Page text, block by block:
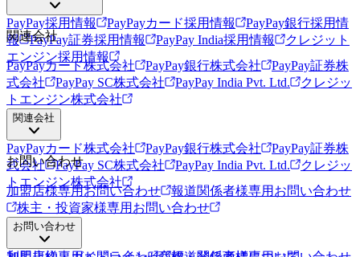
PayPay採用情報 PayPayカード採用情報
PayPay銀行採用情
報
PayPay証券採用情報 PayPay India採用情報
クレジット
エンジン採用情報
関連会社
PayPayカード株式会社 PayPay銀行株式会社
PayPay証券株
式会社
PayPay SC株式会社 PayPay India Pvt. Ltd.
クレジッ
トエンジン株式会社
関連会社
PayPayカード株式会社 PayPay銀行株式会社
PayPay証券株
式会社
PayPay SC株式会社 PayPay India Pvt. Ltd.
クレジッ
トエンジン株式会社
お問い合わせ
加盟店様専用お問い合わせ
報道関係者様専用お問い合わせ
株主・投資家様専用お問い合わせ
お問い合わせ